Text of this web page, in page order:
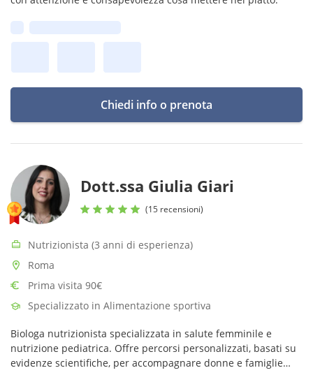
Chiedi info o prenota
Dott.ssa Giulia Giari
(15 recensioni)
Nutrizionista (3 anni di esperienza)
Roma
Prima visita 90€
Specializzato in Alimentazione sportiva
Biologa nutrizionista specializzata in salute femminile e
nutrizione pediatrica. Offre percorsi personalizzati, basati su
evidenze scientifiche, per accompagnare donne e famiglie